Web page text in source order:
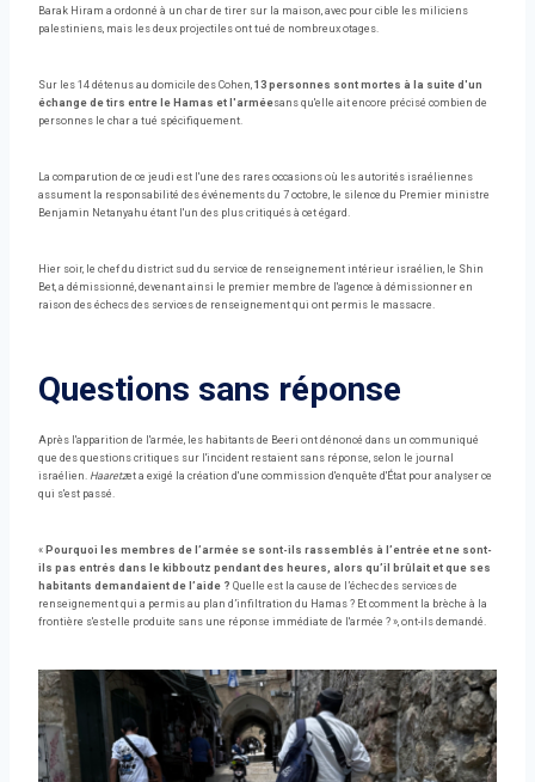
Barak Hiram a ordonné à un char de tirer sur la maison, avec pour cible les miliciens
palestiniens, mais les deux projectiles ont tué de nombreux otages.
Sur les 14 détenus au domicile des Cohen, 13 personnes sont mortes à la suite d'un
échange de tirs entre le Hamas et l'arméesans qu'elle ait encore précisé combien de
personnes le char a tué spécifiquement.
La comparution de ce jeudi est l'une des rares occasions où les autorités israéliennes
assument la responsabilité des événements du 7 octobre, le silence du Premier ministre
Benjamin Netanyahu étant l'un des plus critiqués à cet égard.
Hier soir, le chef du district sud du service de renseignement intérieur israélien, le Shin
Bet, a démissionné, devenant ainsi le premier membre de l'agence à démissionner en
raison des échecs des services de renseignement qui ont permis le massacre.
Questions sans réponse
Après l'apparition de l'armée, les habitants de Beeri ont dénoncé dans un communiqué
que des questions critiques sur l'incident restaient sans réponse, selon le journal
israélien. Haaretzet a exigé la création d'une commission d'enquête d'État pour analyser ce
qui s'est passé.
« Pourquoi les membres de l’armée se sont-ils rassemblés à l’entrée et ne sont-
ils pas entrés dans le kibboutz pendant des heures, alors qu’il brûlait et que ses
habitants demandaient de l’aide ? Quelle est la cause de l’échec des services de
renseignement qui a permis au plan d’infiltration du Hamas ? Et comment la brèche à la
frontière s'est-elle produite sans une réponse immédiate de l'armée ? », ont-ils demandé.